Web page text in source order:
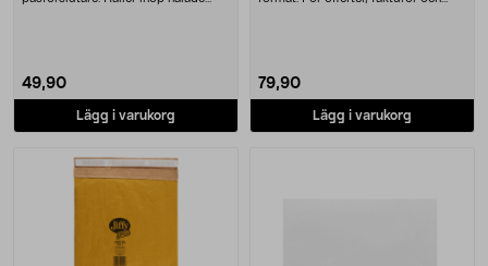
49,90
Lägg i varukorg
79,90
Lägg i varukorg